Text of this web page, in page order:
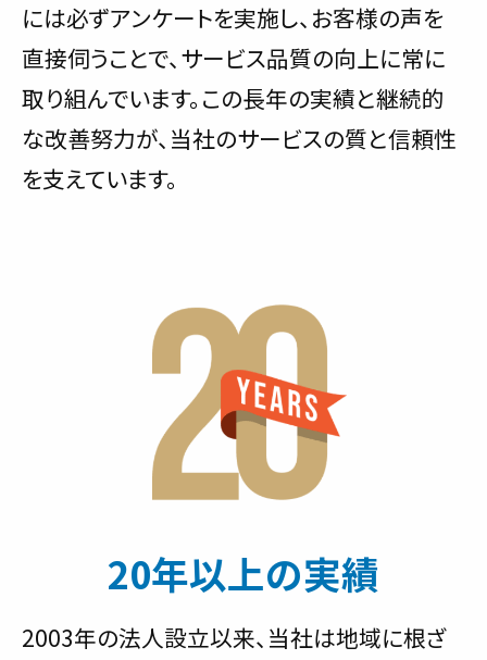
には必ずアンケートを実施し、お客様の声を
直接伺うことで、サービス品質の向上に常に
取り組んでいます。この長年の実績と継続的
な改善努力が、当社のサービスの質と信頼性
を支えています。
20年以上の実績
2003年の法人設立以来、当社は地域に根ざ